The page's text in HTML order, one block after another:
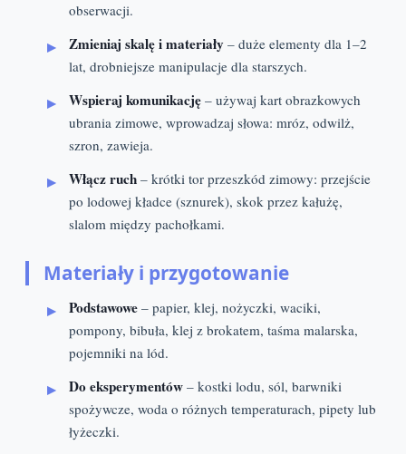
obserwacji.
Zmieniaj skalę i materiały – duże elementy dla 1–2
lat, drobniejsze manipulacje dla starszych.
Wspieraj komunikację – używaj kart obrazkowych
ubrania zimowe, wprowadzaj słowa: mróz, odwilż,
szron, zawieja.
Włącz ruch – krótki tor przeszkód zimowy: przejście
po lodowej kładce (sznurek), skok przez kałużę,
slalom między pachołkami.
Materiały i przygotowanie
Podstawowe – papier, klej, nożyczki, waciki,
pompony, bibuła, klej z brokatem, taśma malarska,
pojemniki na lód.
Do eksperymentów – kostki lodu, sól, barwniki
spożywcze, woda o różnych temperaturach, pipety lub
łyżeczki.